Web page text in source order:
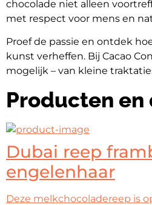
chocolade niet alleen
met respect voor mens en
Proef de passie en ontdek
kunst verheffen. Bij Cacao
mogelijk – van kleine
Producten en
Dubai reep
engelenhaar
Deze melkchocoladereep is